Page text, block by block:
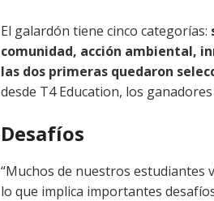
El galardón tiene cinco categorías:
comunidad, acción ambiental,
las dos primeras quedaron
desde T4 Education, los
Desafíos
“Muchos de nuestros estudiantes
lo que implica importantes